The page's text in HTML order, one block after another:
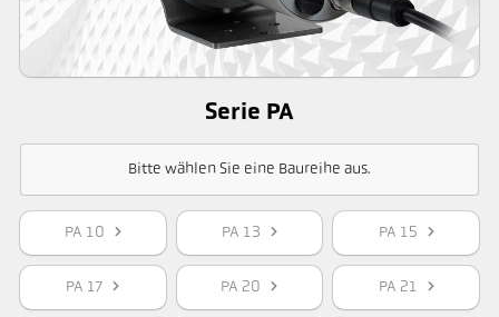
Serie PA
Bitte wählen Sie eine Baureihe aus.
PA 10 PA 13 PA 15
PA 17 PA 20 PA 21